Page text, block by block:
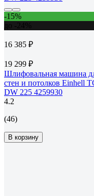
-15%
16 385 ₽
19 299 ₽
Шлифовальная машина
стен и потолков Einhell
DW 225 4259930
4.2
(46)
В корзину